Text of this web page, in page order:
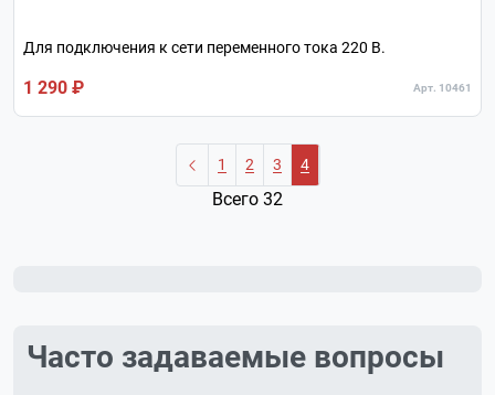
Для подключения к сети переменного тока 220 В.
1 290 ₽ Арт. 10461
1 2 3 4
Всего 32
Часто задаваемые вопросы